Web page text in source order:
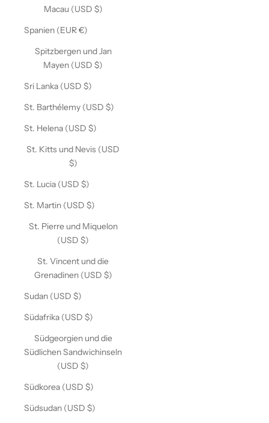
Macau (USD $)
Spanien (EUR €)
Spitzbergen und Jan
Mayen (USD $)
Sri Lanka (USD $)
St. Barthélemy (USD $)
St. Helena (USD $)
St. Kitts und Nevis (USD
$)
St. Lucia (USD $)
St. Martin (USD $)
St. Pierre und Miquelon
(USD $)
St. Vincent und die
Grenadinen (USD $)
Sudan (USD $)
Südafrika (USD $)
Südgeorgien und die
Südlichen Sandwichinseln
(USD $)
Südkorea (USD $)
Südsudan (USD $)